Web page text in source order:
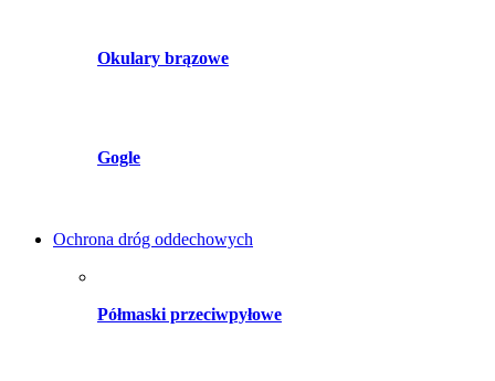
Okulary brązowe
Gogle
Ochrona dróg oddechowych
Półmaski przeciwpyłowe